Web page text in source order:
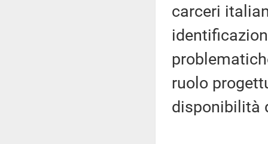
carceri
ruolo
disponibilità